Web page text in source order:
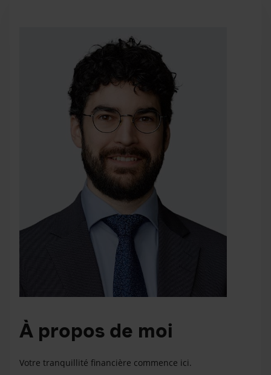
À propos de moi
Votre tranquillité financière commence ici.